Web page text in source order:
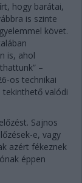
hogy barátai,
is szinte
követ.
is, ahol
–
os technikai
valódi
Sajnos
e, vagy
azért fékeznek
éppen